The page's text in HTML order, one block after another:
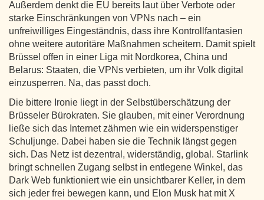
Außerdem denkt die EU bereits laut über Verbote oder
starke Einschränkungen von VPNs nach – ein
unfreiwilliges Eingeständnis, dass ihre Kontrollfantasien
ohne weitere autoritäre Maßnahmen scheitern. Damit spielt
Brüssel offen in einer Liga mit Nordkorea, China und
Belarus: Staaten, die VPNs verbieten, um ihr Volk digital
einzusperren. Na, das passt doch.
Die bittere Ironie liegt in der Selbstüberschätzung der
Brüsseler Bürokraten. Sie glauben, mit einer Verordnung
ließe sich das Internet zähmen wie ein widerspenstiger
Schuljunge. Dabei haben sie die Technik längst gegen
sich. Das Netz ist dezentral, widerständig, global. Starlink
bringt schnellen Zugang selbst in entlegene Winkel, das
Dark Web funktioniert wie ein unsichtbarer Keller, in dem
sich jeder frei bewegen kann, und Elon Musk hat mit X